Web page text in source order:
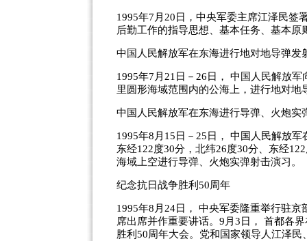
1995年7月20日，中央军委主席江泽民签
后勤工作的指导思想、基本任务、基本
中国人民解放军在东海进行地对地导弹发
1995年7月21日－26日， 中国人民解放
里圆形海域范围内的公海上，进行地对地
中国人民解放军在东海进行导弹、火炮实
1995年8月15日－25日， 中国人民解放
东经122度30分，北纬26度30分、东经
海域上空进行导弹、火炮实弹射击演习。
纪念抗日战争胜利50周年
1995年8月24日， 中央军委隆重举行驻
席出席并作重要讲话。9月3日， 首都各
胜利50周年大会。党和国家领导人江泽